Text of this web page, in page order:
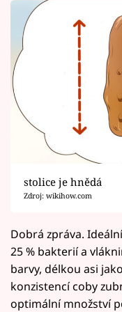
stolice je hnědá
Zdroj: wikihow.com
Dobrá zpráva.
25 % bakterií a
barvy, délkou asi
konzistencí coby
optimální množství